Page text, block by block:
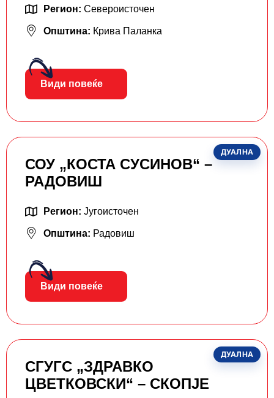
Регион: Североисточен
Општина: Крива Паланка
Види повеќе
ДУАЛНА
СОУ „КОСТА СУСИНОВ“ –
РАДОВИШ
Регион: Југоисточен
Општина: Радовиш
Види повеќе
ДУАЛНА
СГУГС „ЗДРАВКО
ЦВЕТКОВСКИ“ – СКОПЈЕ